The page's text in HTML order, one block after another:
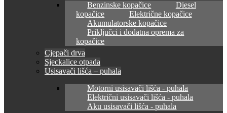
Benzinske kopačice
Diesel
kopačice
Električne kopačice
Akumulatorske kopačice
Priključci i dodatna oprema za
kopačice
Cjepači drva
Sjeckalice otpada
Usisavači lišća – puhala
Motorni usisavači lišća - puhala
Električni usisavači lišća - puhala
Aku usisavači lišća - puhala